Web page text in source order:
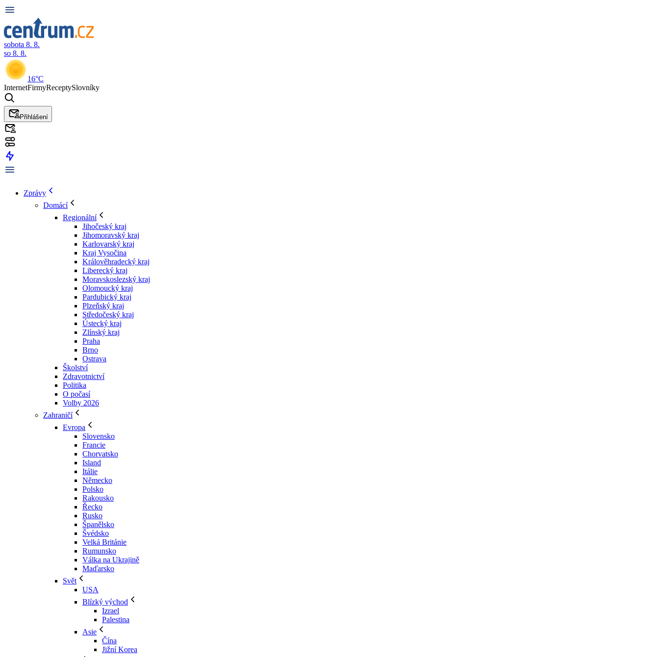
sobota 8. 8.
so 8. 8.
16°C
InternetFirmyReceptySlovníky
Přihlášení
Zprávy
Domácí
Regionální
Jihočeský kraj
Jihomoravský kraj
Karlovarský kraj
Kraj Vysočina
Králověhradecký kraj
Liberecký kraj
Moravskoslezský kraj
Olomoucký kraj
Pardubický kraj
Plzeňský kraj
Středočeský kraj
Ústecký kraj
Zlínský kraj
Praha
Brno
Ostrava
Školství
Zdravotnictví
Politika
O počasí
Volby 2026
Zahraničí
Evropa
Slovensko
Francie
Chorvatsko
Island
Itálie
Německo
Polsko
Rakousko
Řecko
Rusko
Španělsko
Švédsko
Velká Británie
Rumunsko
Válka na Ukrajině
Maďarsko
Svět
USA
Blízký východ
Izrael
Palestina
Asie
Čína
Jižní Korea